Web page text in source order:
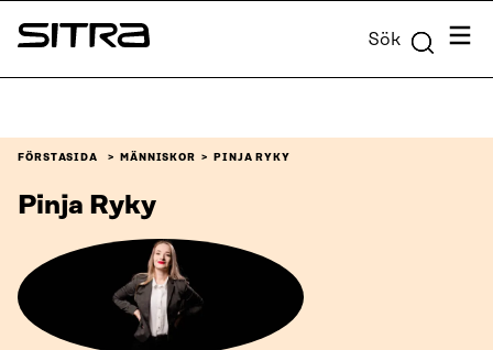
Skip to
content
Sitra Sök Meny
FÖRSTASIDA MÄNNISKOR PINJA RYKY
Pinja Ryky